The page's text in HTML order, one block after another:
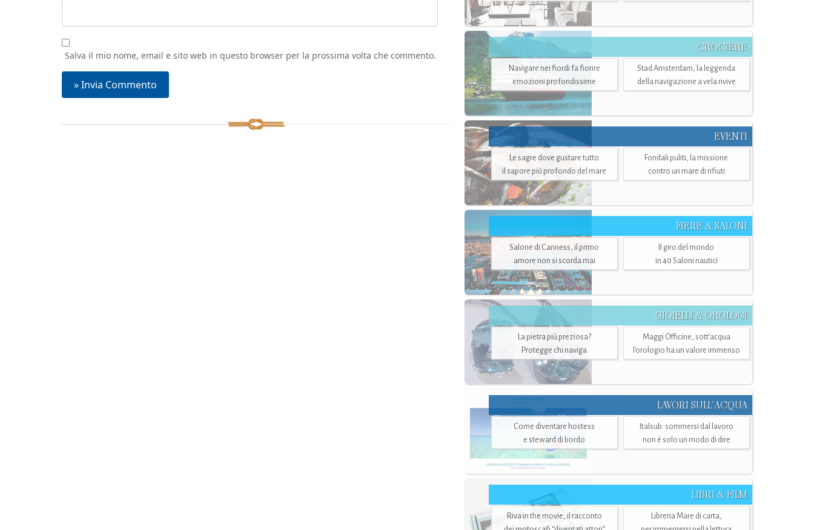
Salva il mio nome, email e sito web in questo browser per la prossima volta che commento.
CROCIERE
Navigare nei fiordi fa fiorire
emozioni profondissime
Stad Amsterdam, la leggenda
della navigazione a vela rivive
EVENTI
Le sagre dove gustare tutto
il sapore più profondo del mare
Fondali puliti, la missione
contro un mare di rifiuti
FIERE & SALONI
Salone di Canness, il primo
amore non si scorda mai
Il giro del mondo
in 40 Saloni nautici
GIOIELLI & OROLOGI
La pietra più preziosa?
Protegge chi naviga
Maggi Officine, sott’acqua
l'orologio ha un valore immenso
LAVORI SULL’ACQUA
Come diventare hostess
e steward di bordo
Italsub: sommersi dal lavoro
non è solo un modo di dire
LIBRI & FILM
Riva in the movie, il racconto
Libreria Mare di carta,